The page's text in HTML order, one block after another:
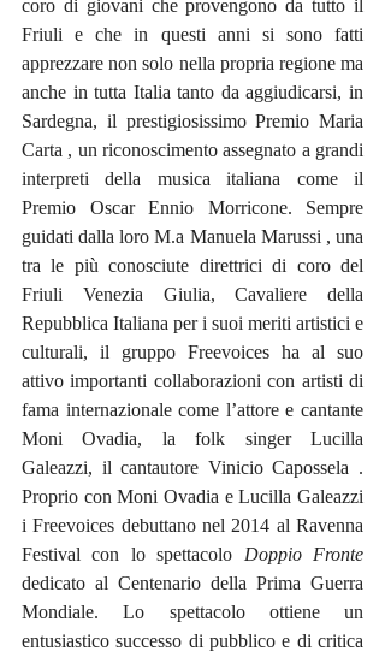
coro di giovani che provengono da tutto il
Friuli e che in questi anni si sono fatti
apprezzare non solo nella propria regione ma
anche in tutta Italia tanto da aggiudicarsi, in
Sardegna, il prestigiosissimo Premio Maria
Carta , un riconoscimento assegnato a grandi
interpreti della musica italiana come il
Premio Oscar Ennio Morricone. Sempre
guidati dalla loro M.a Manuela Marussi , una
tra le più conosciute direttrici di coro del
Friuli Venezia Giulia, Cavaliere della
Repubblica Italiana per i suoi meriti artistici e
culturali, il gruppo Freevoices ha al suo
attivo importanti collaborazioni con artisti di
fama internazionale come l’attore e cantante
Moni Ovadia, la folk singer Lucilla
Galeazzi, il cantautore Vinicio Capossela .
Proprio con Moni Ovadia e Lucilla Galeazzi
i Freevoices debuttano nel 2014 al Ravenna
Festival con lo spettacolo Doppio Fronte
dedicato al Centenario della Prima Guerra
Mondiale. Lo spettacolo ottiene un
entusiastico successo di pubblico e di critica